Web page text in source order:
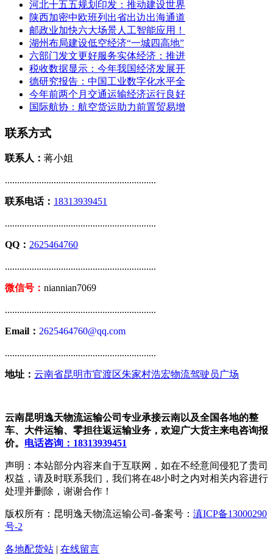
河北十五五规划印发：推动建设世界
陕西加密中欧班列出省出边出海通道
邮政业加快六大场景人工智能应用！
湖州布局建设低空经济“一城四高地”
六部门发文更好服务实体经济：推进
税收数据显示：今年我国经济发展开
德研究报告：中国工业数字化水平全
今年前两个月交通运输经济运行良好
国际航协：航空货运助力前置贸易增
联系方式
联系人： 蒋小姐
..............................................................
联系电话： 18313939451
..............................................................
QQ： 2625464760
..............................................................
微信号： niannian7069
..............................................................
Email： 2625464760@qq.com
..............................................................
地址： 云南省昆明市官渡区朱家村浩宏物流驾驶员广场
云南昆明逸天物流运输公司专业承接云南以及全国各地的整
车、大件运输、零担往返运输业务，欢迎广大货主来电咨询报
价。 电话咨询：18313939451
声明：本站部分内容来自于互联网，如在不经意间侵犯了贵司
权益，请及时联系我们，我们将在48小时之内对相关内容进行
处理并删除，谢谢合作！
版权所有：昆明逸天物流运输公司-备案号： 滇ICP备13000290
号-2
各地配货站 | 在线留言